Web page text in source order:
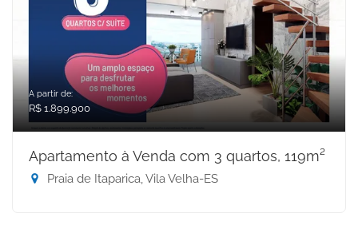
A partir de:
R$ 1.899.900
Apartamento à Venda com 3 quartos, 119m²
Praia de Itaparica, Vila Velha-ES